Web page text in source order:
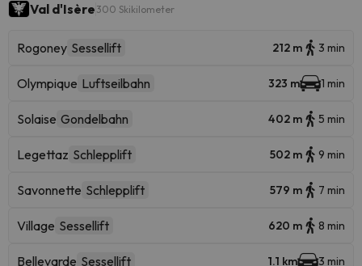
Val d'Isère 300 Skikilometer
Rogoney Sessellift 212 m 3 min
Olympique Luftseilbahn 323 m 1 min
Solaise Gondelbahn 402 m 5 min
Legettaz Schlepplift 502 m 9 min
Savonnette Schlepplift 579 m 7 min
Village Sessellift 620 m 8 min
Bellevarde Sessellift 1.1 km 3 min